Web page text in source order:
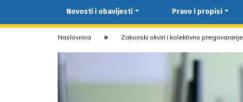
Novosti i obavijesti Pravo i propisi
Naslovnica Zakonski okviri i kolektivno pregovaranje